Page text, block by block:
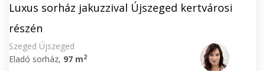
Luxus sorház jakuzzival Újszeged kertvárosi
részén
Szeged Újszeged
Eladó sorház, 97 m2